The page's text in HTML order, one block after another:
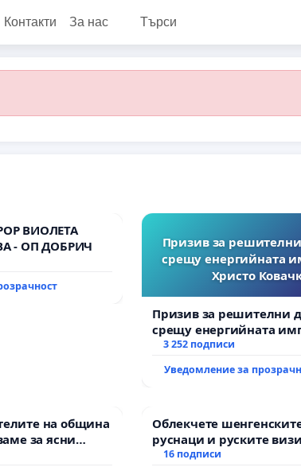
Контакти За нас Търси
ВИОЛЕТА
- ОП ДОБРИЧ
Призив за
срещу енергийната
Христо
Призив за решителни
срещу енергийната
Христо Ковачки!
3 252 подписи
Уведомление за
на община
за ясни
МЕД” АД и от
Облекчете
руснаци и руските
българи
16 подписи